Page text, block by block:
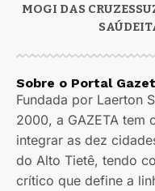
MOGI DAS CRUZES
SAÚDE
Sobre o Portal
Fundada por Laerton
2000, a GAZETA tem
integrar as dez
do Alto Tietê, tendo
crítico que define a